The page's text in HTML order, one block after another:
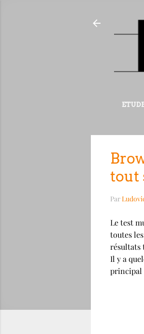
tout
Par
Le test
toutes
résultats
Il y a
principal